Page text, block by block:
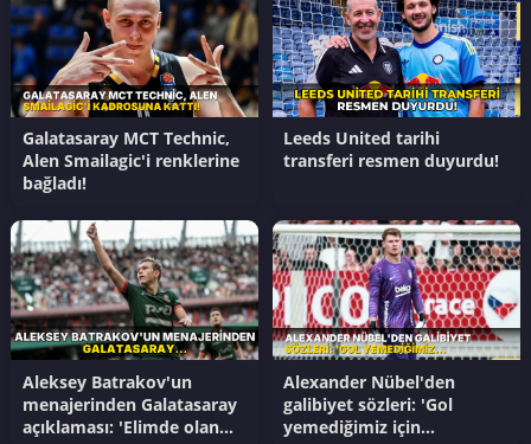
Galatasaray MCT Technic,
Alen Smailagic'i renklerine
bağladı!
Leeds United tarihi
transferi resmen duyurdu!
Aleksey Batrakov'un
menajerinden Galatasaray
açıklaması: 'Elimde olan
Alexander Nübel'den
galibiyet sözleri: 'Gol
yemediğimiz için